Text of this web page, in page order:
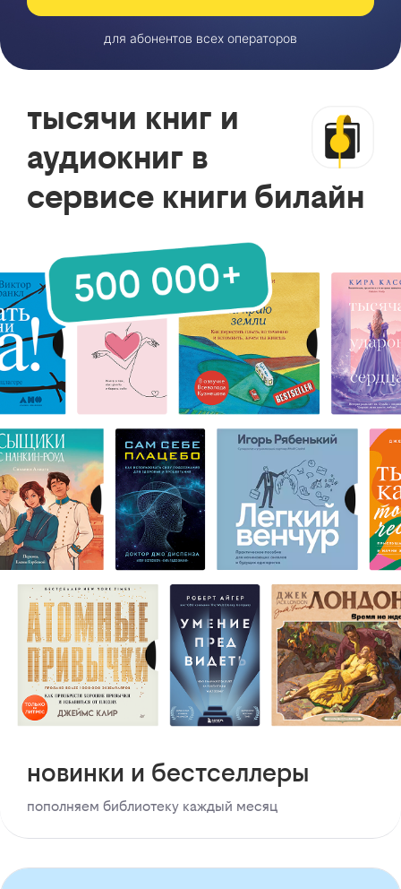
для абонентов всех операторов
тысячи книг и
аудиокниг в
сервисе книги билайн
новинки и бестселлеры
пополняем библиотеку каждый месяц